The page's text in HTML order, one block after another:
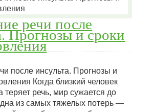
речи после
Прогнозы и сроки
после инсульта. Прогнозы и
Когда близкий человек
теряет речь, мир сужается до
из самых тяжелых потерь —